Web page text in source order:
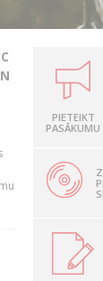
PIETEIKT
PASĀKUMU